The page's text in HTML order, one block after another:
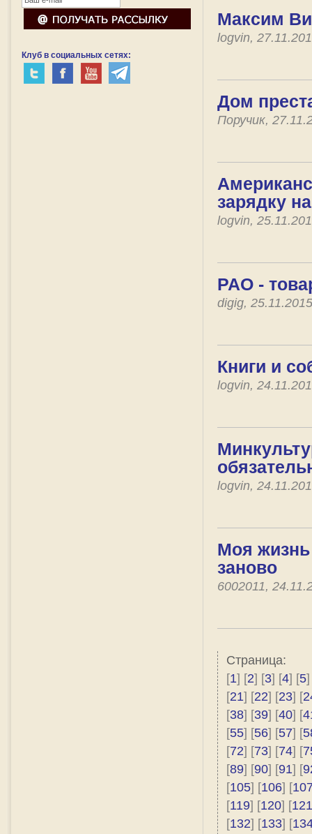
Клуб в социальных сетях:
Максим
logvin,
Дом
Поручик,
зарядку
logvin,
РАО -
digig,
Книги и
logvin,
logvin,
Моя жизнь
заново
6002011,
Страница:
[1] [2] [3] [4] [5]
[21] [22] [23] [
[38] [39] [40] [
[55] [56] [57] [
[72] [73] [74] [
[89] [90] [91] [
[105] [106] [
[119] [120] [121
[132] [133] [